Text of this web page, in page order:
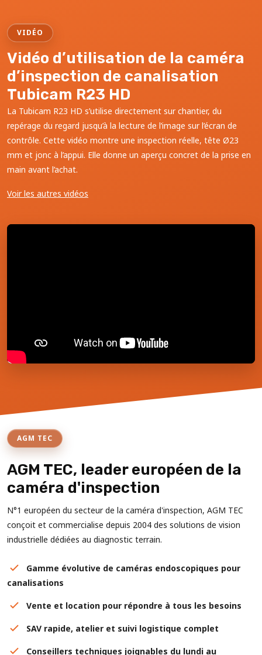
VIDÉO
Vidéo d’utilisation de la caméra
d’inspection de canalisation
Tubicam R23 HD
La Tubicam R23 HD s’utilise directement sur chantier, du
repérage du regard jusqu’à la lecture de l’image sur l’écran de
contrôle. Cette vidéo montre une inspection réelle, tête Ø23
mm et jonc à l’appui. Elle donne un aperçu concret de la prise en
main avant l’achat.
Voir les autres vidéos
AGM TEC
AGM TEC, leader européen de la
caméra d'inspection
N°1 européen du secteur de la caméra d'inspection, AGM TEC
conçoit et commercialise depuis 2004 des solutions de vision
industrielle dédiées au diagnostic terrain.
Gamme évolutive de caméras endoscopiques pour
canalisations
Vente et location pour répondre à tous les besoins
SAV rapide, atelier et suivi logistique complet
Conseillers techniques joignables du lundi au